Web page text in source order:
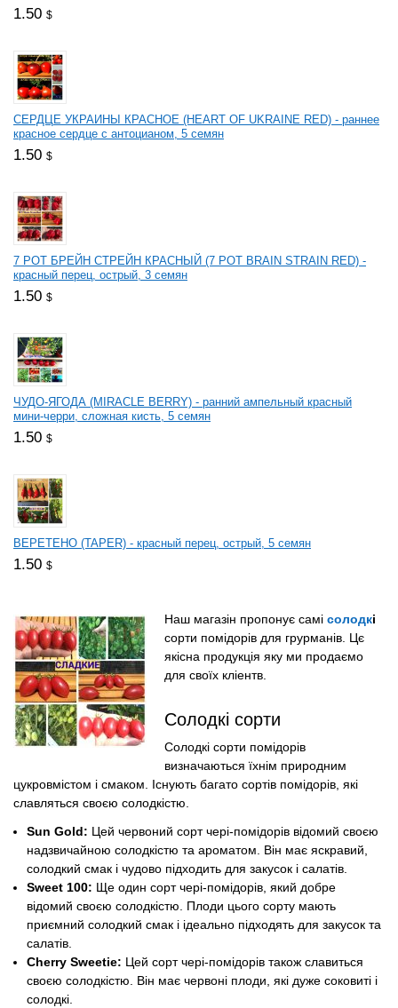
1.50 $
СЕРДЦЕ УКРАИНЫ КРАСНОЕ (HEART OF UKRAINE RED) - раннее
красное сердце с антоцианом, 5 семян
1.50 $
7 РОТ БРЕЙН СТРЕЙН КРАСНЫЙ (7 РОТ BRAIN STRAIN RED) -
красный перец, острый, 3 семян
1.50 $
ЧУДО-ЯГОДА (MIRACLE BERRY) - ранний ампельный красный
мини-черри, сложная кисть, 5 семян
1.50 $
ВЕРЕТЕНО (TAPER) - красный перец, острый, 5 семян
1.50 $
Наш магазін пропонує самі солодкі
сорти помідорів для грурманів. Цє
якісна продукція яку ми продаємо
для своїх кліентв.
Солодкі сорти
Солодкі сорти помідорів
визначаються їхнім природним
цукровмістом і смаком. Існують багато сортів помідорів, які
славляться своєю солодкістю.
Sun Gold: Цей червоний сорт чері-помідорів відомий своєю
надзвичайною солодкістю та ароматом. Він має яскравий,
солодкий смак і чудово підходить для закусок і салатів.
Sweet 100: Ще один сорт чері-помідорів, який добре
відомий своєю солодкістю. Плоди цього сорту мають
приємний солодкий смак і ідеально підходять для закусок та
салатів.
Cherry Sweetie: Цей сорт чері-помідорів також славиться
своєю солодкістю. Він має червоні плоди, які дуже соковиті і
солодкі.